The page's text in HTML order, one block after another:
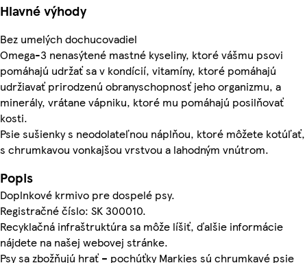
Hlavné výhody
Bez umelých dochucovadiel
Omega-3 nenasýtené mastné kyseliny, ktoré vášmu psovi
pomáhajú udržať sa v kondícií, vitamíny, ktoré pomáhajú
udržiavať prirodzenú obranyschopnosť jeho organizmu, a
minerály, vrátane vápniku, ktoré mu pomáhajú posilňovať
kosti.
Psie sušienky s neodolateľnou náplňou, ktoré môžete kotúľať,
s chrumkavou vonkajšou vrstvou a lahodným vnútrom.
Popis
Doplnkové krmivo pre dospelé psy.
Registračné číslo: SK 300010.
Recyklačná infraštruktúra sa môže líšiť, ďalšie informácie
nájdete na našej webovej stránke.
Psy sa zbožňujú hrať – pochúťky Markies sú chrumkavé psie